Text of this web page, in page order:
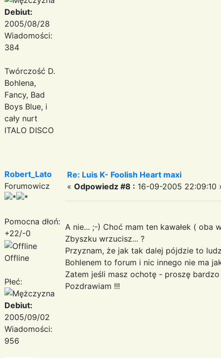
Debiut:
2005/08/28
Wiadomości:
384
Twórczość D.
Bohlena,
Fancy, Bad
Boys Blue, i
cały nurt
ITALO DISCO
Robert_Lato
Forumowicz
Pomocna dłoń:
+22/-0
Offline
Płeć:
Debiut:
2005/09/02
Wiadomości:
956
Re: Luis K- Foolish Heart maxi
« Odpowiedz #8 : 16-09-2005 22:09:10
A nie... ;-) Choć mam ten kawałek ( oba
Zbyszku wrzucisz... ?
Przyznam, że jak tak dalej pójdzie to
Bohlenem to forum i nic innego nie ma
Zatem jeśli masz ochotę - proszę
Pozdrawiam !!!